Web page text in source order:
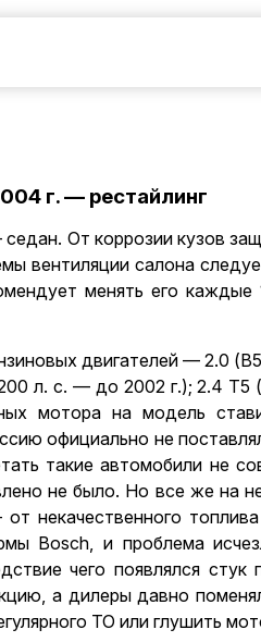
г. — рестайлинг
От коррозии кузов
вентиляции салона
менять его
двигателей — 2.0
л. с. — до 2002 г.); 2.4
мотора на модель
официально не
такие автомобили не
не было. Но все же на
некачественного
Bosch, и проблема
чего появлялся
а дилеры давно
ТО или глушить